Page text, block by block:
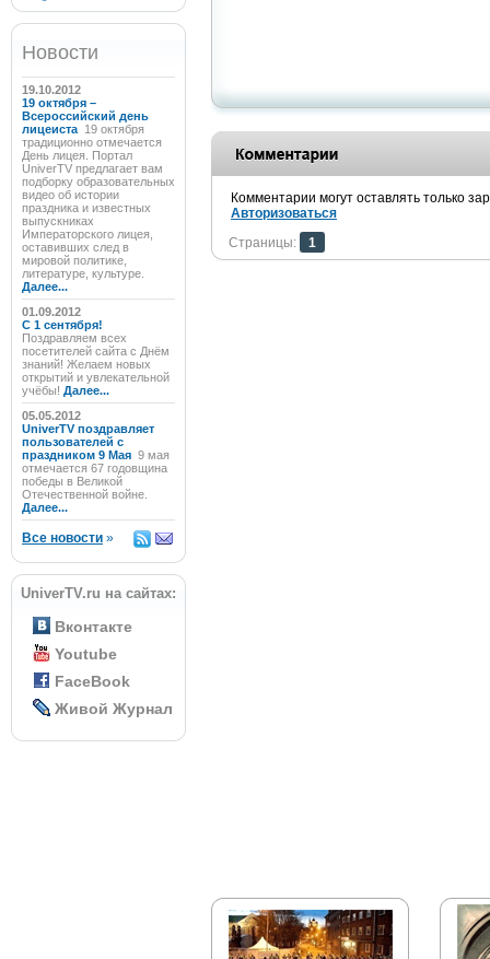
Новости
19.10.2012
19 октября –
Всероссийский день
лицеиста 19 октября
традиционно отмечается
День лицея. Портал
UniverTV предлагает вам
подборку образовательных
видео об истории
праздника и известных
выпускниках
Императорского лицея,
оставивших след в
мировой политике,
литературе, культуре.
Далее...
01.09.2012
C 1 сентября!
Поздравляем всех
посетителей сайта с Днём
знаний! Желаем новых
открытий и увлекательной
учёбы! Далее...
05.05.2012
UniverTV поздравляет
пользователей с
праздником 9 Мая 9 мая
отмечается 67 годовщина
победы в Великой
Отечественной войне.
Далее...
Все новости »
UniverTV.ru на сайтах:
Вконтакте
Youtube
FaceBook
Живой Журнал
Комментарии могут оставлять только
Авторизоваться
Страницы:
1